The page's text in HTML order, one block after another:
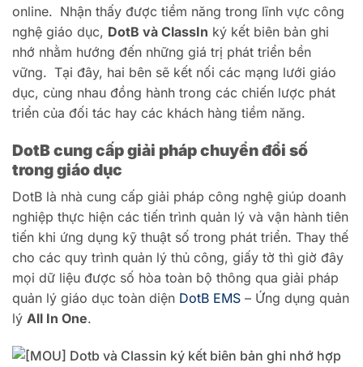
online. Nhận thấy được tiềm năng trong lĩnh vực công
nghệ giáo dục, DotB và ClassIn ký kết biên bản ghi
nhớ nhằm hướng đến những giá trị phát triển bền
vững. Tại đây, hai bên sẽ kết nối các mạng lưới giáo
dục, cùng nhau đồng hành trong các chiến lược phát
triển của đối tác hay các khách hàng tiềm năng.
DotB cung cấp giải pháp chuyển đổi số
trong giáo dục
DotB là nhà cung cấp giải pháp công nghệ giúp doanh
nghiệp thực hiện các tiến trình quản lý và vận hành tiên
tiến khi ứng dụng kỹ thuật số trong phát triển. Thay thế
cho các quy trình quản lý thủ công, giấy tờ thì giờ đây
mọi dữ liệu được số hòa toàn bộ thông qua giải pháp
quản lý giáo dục toàn diện DotB EMS – Ứng dụng quản
lý All In One.